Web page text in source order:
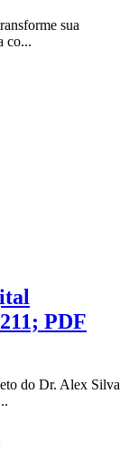
sua
co...
PDF
do Dr. Alex Silva